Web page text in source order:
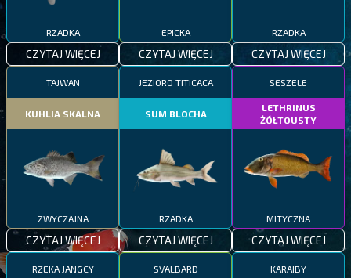
RZADKA
CZYTAJ WIĘCEJ
EPICKA
CZYTAJ WIĘCEJ
RZADKA
CZYTAJ WIĘCEJ
TAJWAN
KUHLIA SKALNA
ZWYCZAJNA
CZYTAJ WIĘCEJ
JEZIORO TITICACA
SUM BLOCHA
RZADKA
CZYTAJ WIĘCEJ
SESZELE
LETHRINUS
ŻÓŁTOUSTY
MITYCZNA
CZYTAJ WIĘCEJ
RZEKA JANGCY SVALBARD KARAIBY